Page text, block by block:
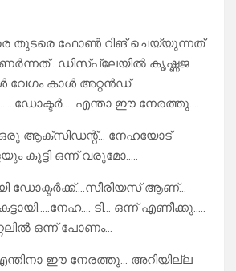
തുടരെ ഫോൺ റിങ് ചെയ്യുന്നത്
ഡിസ്പ്ലേയിൽ കൃഷ്ണജ
കാൾ അറ്റൻഡ്
എന്താ ഈ നേരത്തു….
ഒരു ആക്‌സിഡന്റ്… നേഹയോട്
കൂട്ടി ഒന്ന് വരുമോ…..
ഡോക്ടർക്ക്….സീരിയസ് ആണ്…
ടി… ഒന്ന് എണീക്കു…..
ഒന്ന് പോണം…
ഈ നേരത്തു… അറിയില്ല